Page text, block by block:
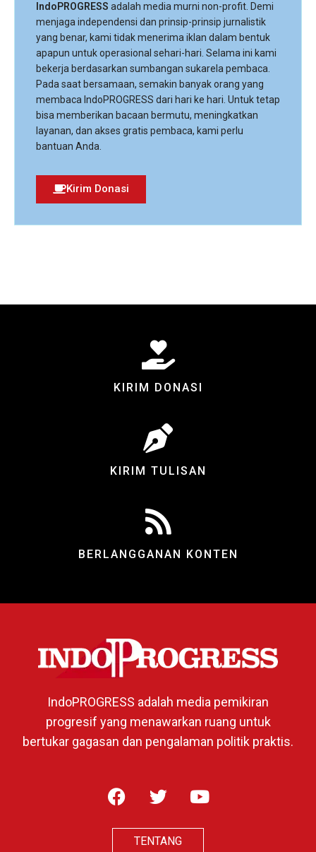
IndoPROGRESS adalah media murni non-profit. Demi
menjaga independensi dan prinsip-prinsip jurnalistik
yang benar, kami tidak menerima iklan dalam bentuk
apapun untuk operasional sehari-hari. Selama ini kami
bekerja berdasarkan sumbangan sukarela pembaca.
Pada saat bersamaan, semakin banyak orang yang
membaca IndoPROGRESS dari hari ke hari. Untuk tetap
bisa memberikan bacaan bermutu, meningkatkan
layanan, dan akses gratis pembaca, kami perlu
bantuan Anda.
Kirim Donasi
KIRIM DONASI
KIRIM TULISAN
BERLANGGANAN KONTEN
IndoPROGRESS adalah media pemikiran
progresif yang menawarkan ruang untuk
bertukar gagasan dan pengalaman politik praktis.
TENTANG